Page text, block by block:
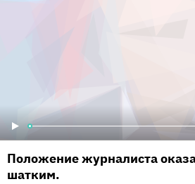
Положение журналиста
шатким.